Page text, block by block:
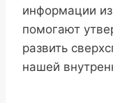
информации
помогают
развить
нашей